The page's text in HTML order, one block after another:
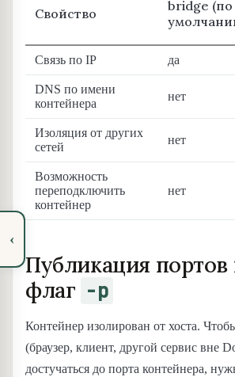
‹
Свойство
bridge (по
Связь по IP да
DNS по имени
контейнера
нет
Изоляция от других
сетей
нет
Возможность
переподключить
контейнер
нет
Публикация
флаг -p
Контейнер изолирован от хоста.
(браузер, клиент, другой сервис вне
достучаться до порта контейнера,